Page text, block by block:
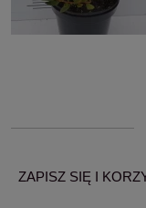
ZAPISZ SIĘ I